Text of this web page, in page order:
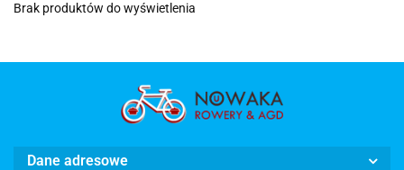
Brak produktów do wyświetlenia
Dane adresowe